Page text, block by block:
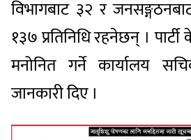
विभागबाट ३२ र
१३७ प्रतिनिधि रहनेछन् । पार्टी
मनोनित गर्ने कार्यालय
जानकारी दिए ।